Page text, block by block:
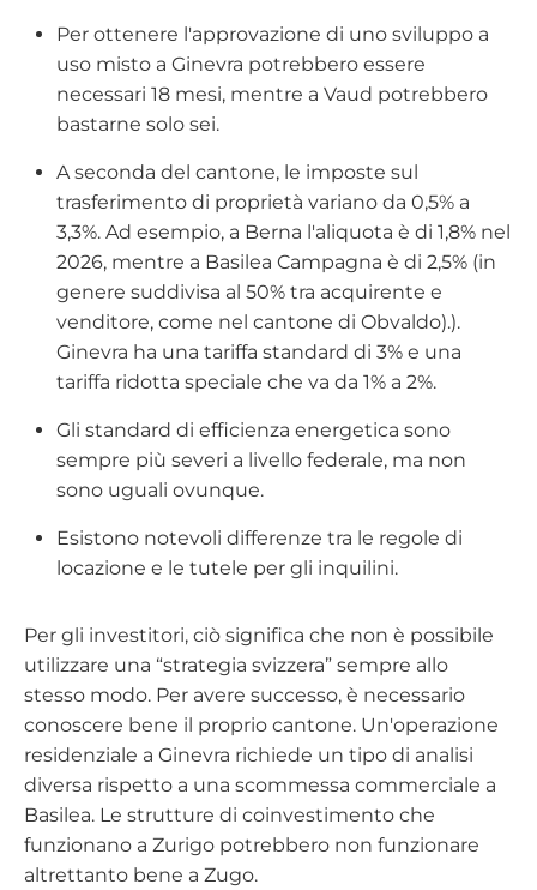
Per ottenere l'approvazione di uno sviluppo a
uso misto a Ginevra potrebbero essere
necessari 18 mesi, mentre a Vaud potrebbero
bastarne solo sei.
A seconda del cantone, le imposte sul
trasferimento di proprietà variano da 0,5% a
3,3%. Ad esempio, a Berna l'aliquota è di 1,8% nel
2026, mentre a Basilea Campagna è di 2,5% (in
genere suddivisa al 50% tra acquirente e
venditore, come nel cantone di Obvaldo).).
Ginevra ha una tariffa standard di 3% e una
tariffa ridotta speciale che va da 1% a 2%.
Gli standard di efficienza energetica sono
sempre più severi a livello federale, ma non
sono uguali ovunque.
Esistono notevoli differenze tra le regole di
locazione e le tutele per gli inquilini.
Per gli investitori, ciò significa che non è possibile
utilizzare una “strategia svizzera” sempre allo
stesso modo. Per avere successo, è necessario
conoscere bene il proprio cantone. Un'operazione
residenziale a Ginevra richiede un tipo di analisi
diversa rispetto a una scommessa commerciale a
Basilea. Le strutture di coinvestimento che
funzionano a Zurigo potrebbero non funzionare
altrettanto bene a Zugo.